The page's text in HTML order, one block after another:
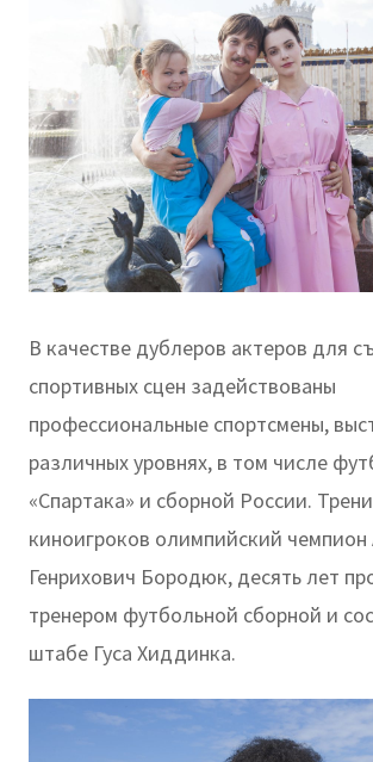
В качестве дублеров актеров для
спортивных сцен задействованы
профессиональные спортсмены,
различных уровнях, в том числе
«Спартака» и сборной России.
киноигроков олимпийский чемпион
Генрихович Бородюк, десять лет
тренером футбольной сборной и
штабе Гуса Хиддинка.